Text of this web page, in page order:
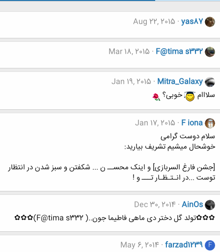
yas87
Aug 22, 2015
F@tima s332
Mar 18, 2015
Mitra_Galaxy
Jan 19, 2015
سلااام
خوبی؟
F iona
Jan 17, 2015
سلام دوست گرامی
خوشحال میشیم تشریف بیارید:
[جشن فارغ السربازی] و اینک محســ ن ... شکفتن و سبز شدن در انتظار
توست ...در انـتـظـار تـــ و !
AinOs
Dec 30, 2014
✿✿✿تولد گل دختر دی ماهی فاطیما جون..( F@tima s332)✿✿✿
F
farzad1239
May 6, 2014